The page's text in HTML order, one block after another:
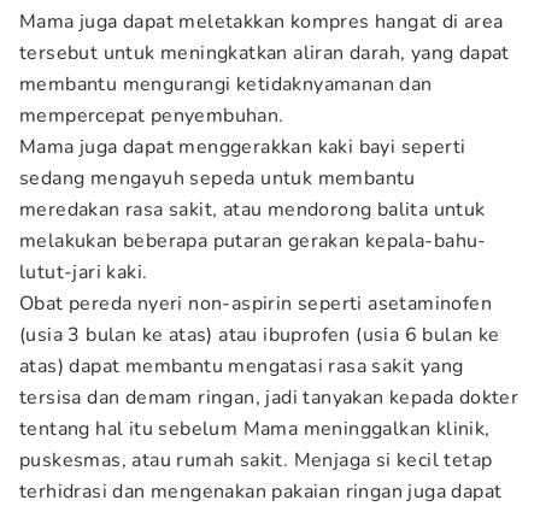
Mama juga dapat meletakkan kompres hangat di area
tersebut untuk meningkatkan aliran darah, yang dapat
membantu mengurangi ketidaknyamanan dan
mempercepat penyembuhan.
Mama juga dapat menggerakkan kaki bayi seperti
sedang mengayuh sepeda untuk membantu
meredakan rasa sakit, atau mendorong balita untuk
melakukan beberapa putaran gerakan kepala-bahu-
lutut-jari kaki.
Obat pereda nyeri non-aspirin seperti asetaminofen
(usia 3 bulan ke atas) atau ibuprofen (usia 6 bulan ke
atas) dapat membantu mengatasi rasa sakit yang
tersisa dan demam ringan, jadi tanyakan kepada dokter
tentang hal itu sebelum Mama meninggalkan klinik,
puskesmas, atau rumah sakit. Menjaga si kecil tetap
terhidrasi dan mengenakan pakaian ringan juga dapat